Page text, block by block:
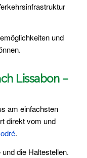
und
Lissabon –
am einfachsten
direkt vom und
.
die Haltestellen.